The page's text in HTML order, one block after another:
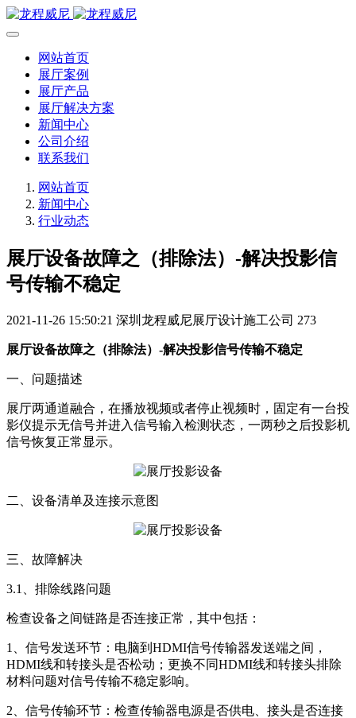
网站首页
展厅案例
展厅产品
展厅解决方案
新闻中心
公司介绍
联系我们
网站首页
新闻中心
行业动态
展厅设备故障之（排除法）-解决投影信
号传输不稳定
2021-11-26 15:50:21 深圳龙程威尼展厅设计施工公司 273
展厅设备故障之（排除法）-解决投影信号传输不稳定
一、问题描述
展厅两通道融合，在播放视频或者停止视频时，固定有一台投
影仪提示无信号并进入信号输入检测状态，一两秒之后投影机
信号恢复正常显示。
二、设备清单及连接示意图
三、故障解决
3.1、排除线路问题
检查设备之间链路是否连接正常，其中包括：
1、信号发送环节：电脑到HDMI信号传输器发送端之间，
HDMI线和转接头是否松动；更换不同HDMI线和转接头排除
材料问题对信号传输不稳定影响。
2、信号传输环节：检查传输器电源是否供电、接头是否连接